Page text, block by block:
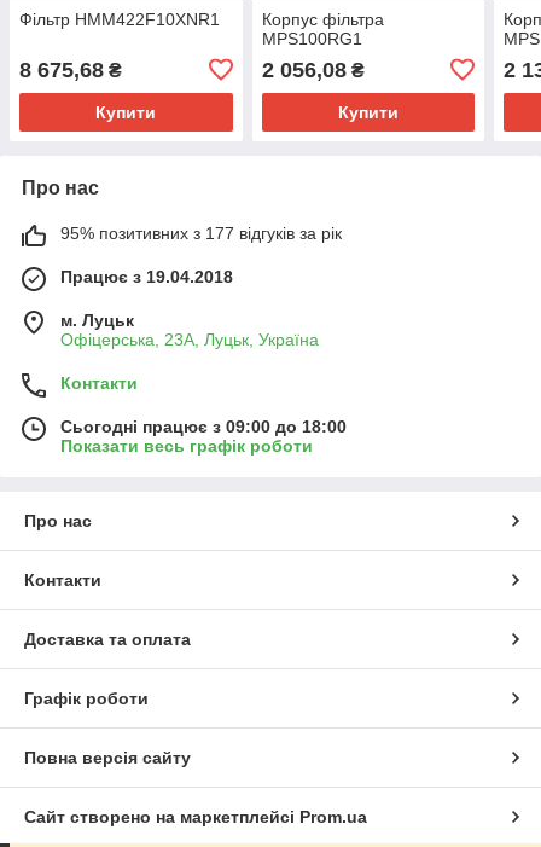
Фільтр HMM422F10XNR1
8 675,68 ₴
Купити
Корпус фільтра
MPS100RG1
2 056,08₴
Купити
2
Про нас
95% позитивних з 177 відгуків за рік
Працює з 19.04.2018
м. Луцьк
Офіцерська, 23А, Луцьк, Україна
Контакти
Сьогодні працює з 09:00 до 18:00
Показати весь графік роботи
Про нас
Контакти
Доставка та оплата
Графік роботи
Повна версія сайту
Сайт створено на маркетплейсі Prom.ua